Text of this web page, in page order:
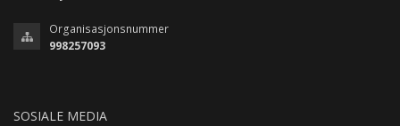
Organisasjonsnummer
998257093
SOSIALE MEDIA